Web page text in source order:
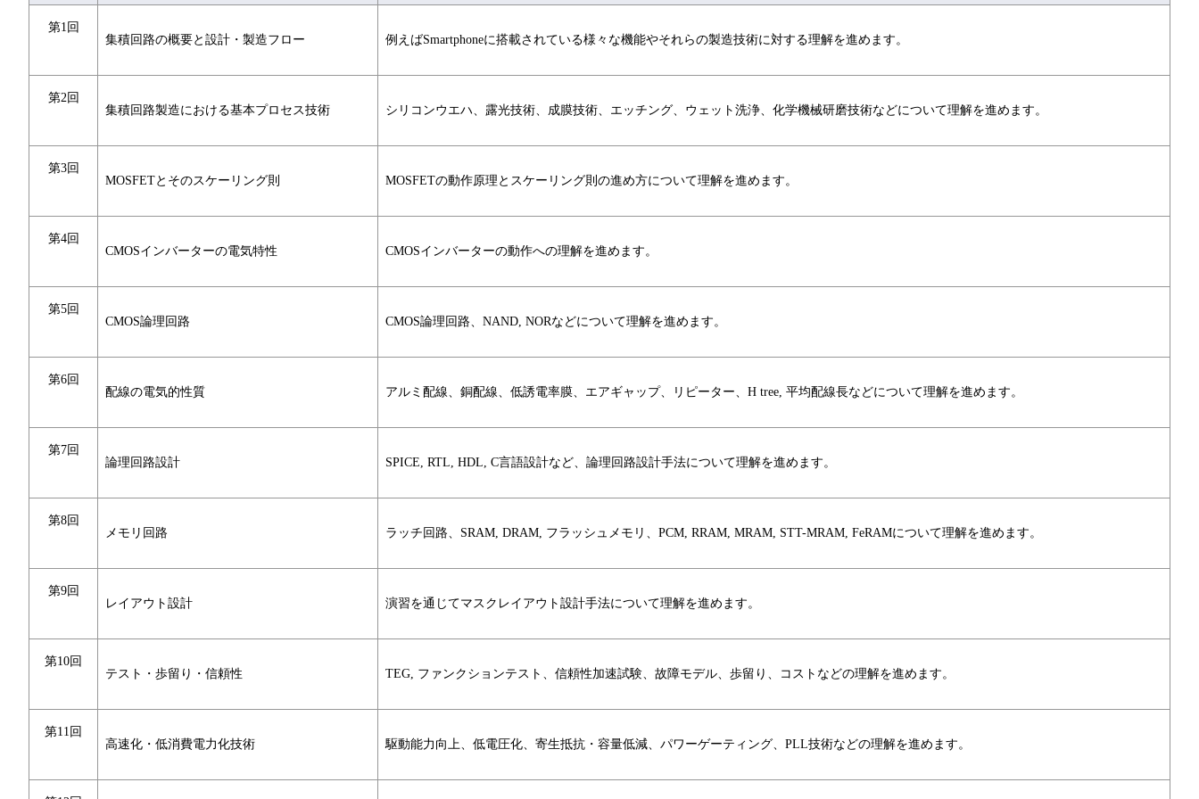
第1回
集積回路の概要と設計・製造フロー
例えばSmartphoneに搭載されている様々な機能やそれらの製造技術に対する理解を進めます。
第2回
集積回路製造における基本プロセス技術
シリコンウエハ、露光技術、成膜技術、エッチング、ウェット洗浄、化学機械研磨技術などについて理解を進めます。
第3回
MOSFETとそのスケーリング則
MOSFETの動作原理とスケーリング則の進め方について理解を進めます。
第4回
CMOSインバーターの電気特性
CMOSインバーターの動作への理解を進めます。
第5回
CMOS論理回路
CMOS論理回路、NAND, NORなどについて理解を進めます。
第6回
配線の電気的性質
アルミ配線、銅配線、低誘電率膜、エアギャップ、リピーター、H tree, 平均配線長などについて理解を進めます。
第7回
論理回路設計
SPICE, RTL, HDL, C言語設計など、論理回路設計手法について理解を進めます。
第8回
メモリ回路
ラッチ回路、SRAM, DRAM, フラッシュメモリ、PCM, RRAM, MRAM, STT-MRAM, FeRAMについて理解を進めます。
第9回
レイアウト設計
演習を通じてマスクレイアウト設計手法について理解を進めます。
第10回
テスト・歩留り・信頼性
TEG, ファンクションテスト、信頼性加速試験、故障モデル、歩留り、コストなどの理解を進めます。
第11回
高速化・低消費電力化技術
駆動能力向上、低電圧化、寄生抵抗・容量低減、パワーゲーティング、PLL技術などの理解を進めます。